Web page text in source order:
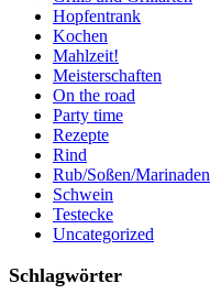
Hopfentrank
Kochen
Mahlzeit!
Meisterschaften
On the road
Party time
Rezepte
Rind
Rub/Soßen/Marinaden
Schwein
Testecke
Uncategorized
Schlagwörter